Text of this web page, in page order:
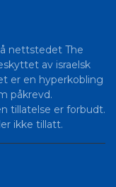
nettstedet The
av israelsk
er en hyperkobling
påkrevd.
tillatelse er forbudt.
ikke tillatt.